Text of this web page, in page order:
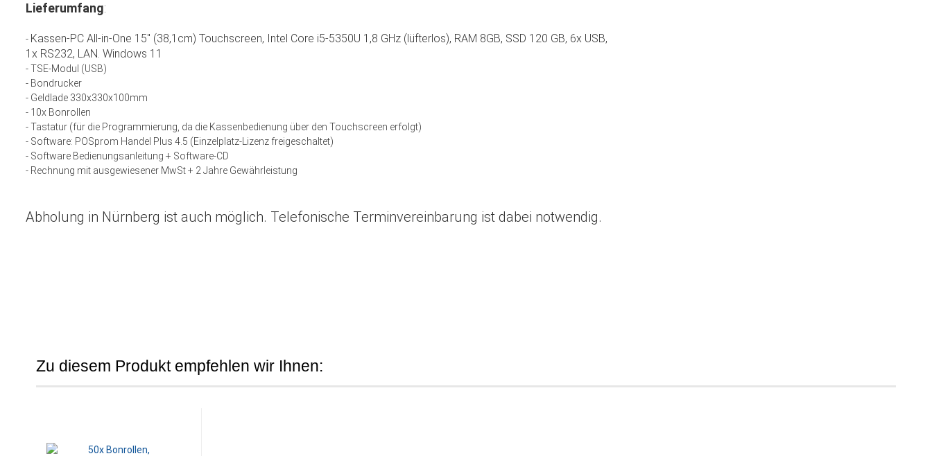
Lieferumfang:
- Kassen-PC All-in-One 15'' (38,1cm) Touchscreen, Intel Core i5-5350U 1,8 GHz (lüfterlos), RAM 8GB, SSD 120 GB, 6x USB,
1x RS232, LAN. Windows 11
- TSE-Modul (USB)
- Bondrucker
- Geldlade 330x330x100mm
- 10x Bonrollen
- Tastatur (für die Programmierung, da die Kassenbedienung über den Touchscreen erfolgt)
- Software: POSprom Handel Plus 4.5 (Einzelplatz-Lizenz freigeschaltet)
- Software Bedienungsanleitung + Software-CD
- Rechnung mit ausgewiesener MwSt + 2 Jahre Gewährleistung
Abholung in Nürnberg ist auch möglich. Telefonische Terminvereinbarung ist dabei notwendig.
Zu diesem Produkt empfehlen wir Ihnen: